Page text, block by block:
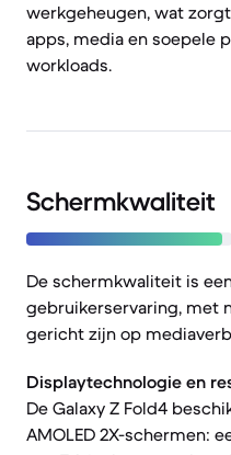
werkgeheugen, wat
apps, media en soepele
workloads.
Schermkwaliteit
De schermkwaliteit is
gebruikerservaring, met
gericht zijn op
Displaytechnologie en
De Galaxy Z Fold4
AMOLED 2X-schermen: